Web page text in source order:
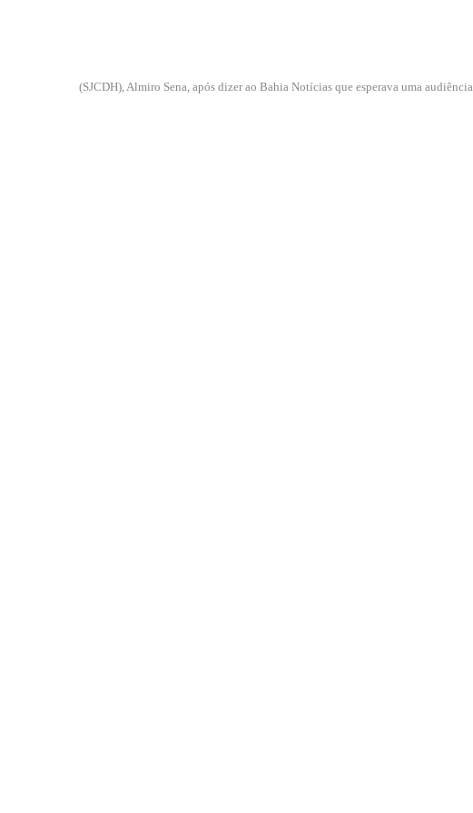
(SJCDH), Almiro Sena, após dizer ao Bahia Notícias que esperava uma audiência